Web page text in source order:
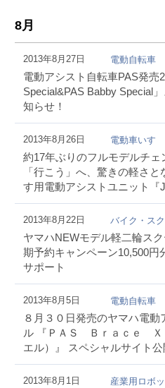
8月
2013年8月27日 電動自転車
電動アシスト自転車PAS発売
Special&PAS Babby Special
知らせ！
2013年8月26日 電動車いす
約17年ぶりのフルモデルチ
「行こう」へ、驚きの軽さ
す用電動アシストユニット『
2013年8月22日 バイク・ス
ヤマハNEWモデル軽二輪ス
期予約キャンペーン10,500円
サポート
2013年8月5日 電動自転車
８月３０日発売のヤマハ電
ル 『ＰＡＳ Ｂｒａｃｅ Ｘ
エル）』 スペシャルサイト公
2013年8月1日 産業用ロボッ